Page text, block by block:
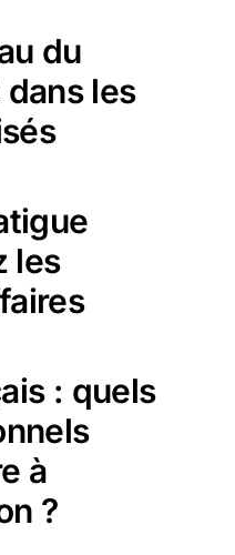
du
les
les
: quels
à
?